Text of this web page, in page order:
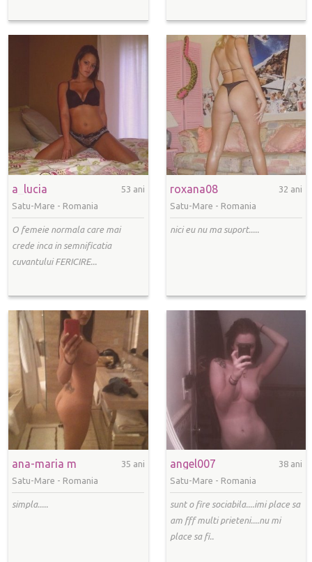
a_lucia
53 ani
Satu-Mare - Romania
O femeie normala care mai
crede inca in semnificatia
cuvantului FERICIRE...
roxana08
32 ani
Satu-Mare - Romania
nici eu nu ma suport.....
ana-maria m
35 ani
Satu-Mare - Romania
simpla.....
angel007
38 ani
Satu-Mare - Romania
sunt o fire sociabila....imi place sa
am fff multi prieteni....nu mi
place sa fi..